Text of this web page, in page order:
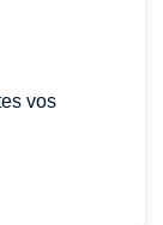
vos